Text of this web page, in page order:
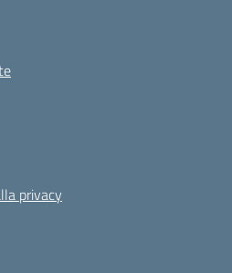
privacy